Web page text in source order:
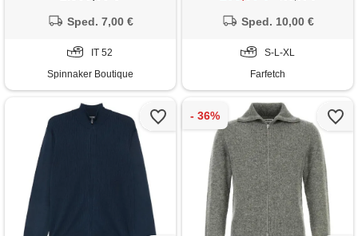
Sped. 7,00 €
IT 52
Spinnaker Boutique
Sped. 10,00 €
S-L-XL
Farfetch